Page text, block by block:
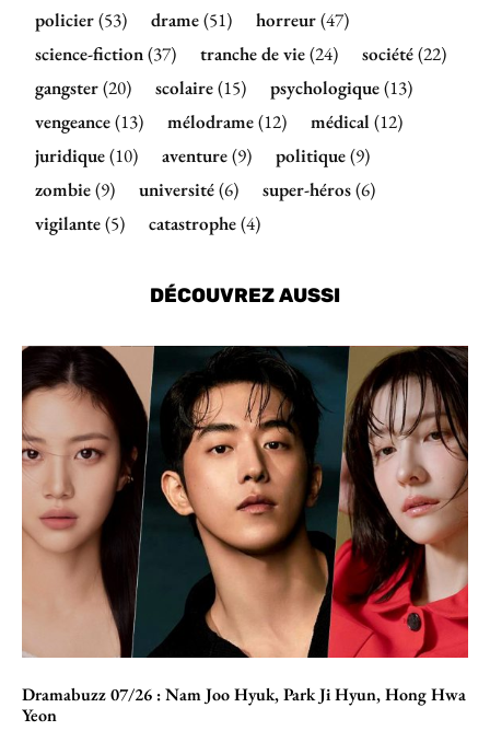
policier(53) drame(51) horreur(47)
science-fiction(37) tranche de vie(24) société(22)
gangster(20) scolaire(15) psychologique(13)
vengeance(13) mélodrame(12) médical(12)
juridique(10) aventure(9) politique(9)
zombie(9) université(6) super-héros(6)
vigilante(5) catastrophe(4)
DÉCOUVREZ AUSSI
Dramabuzz 07/26 : Nam Joo Hyuk, Park Ji Hyun, Hong Hwa
Yeon